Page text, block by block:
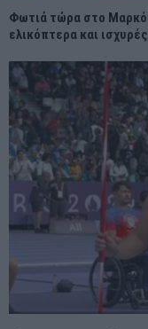
Φωτιά τώρα στο
ελικόπτερα και